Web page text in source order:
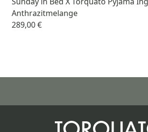
Anthrazitmelange
289,00 €